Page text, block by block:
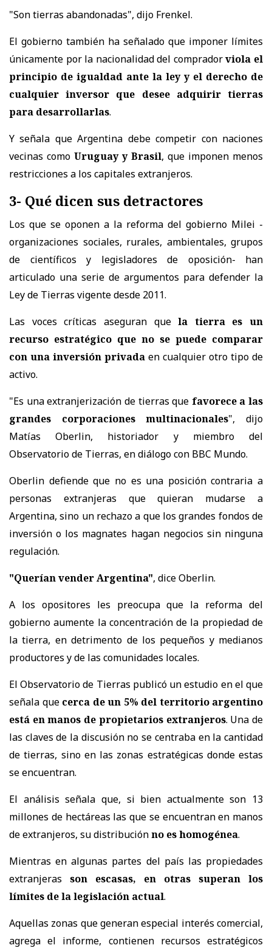
"Son tierras abandonadas", dijo Frenkel.
El gobierno también ha señalado que imponer límites
únicamente por la nacionalidad del compradorviola el
principio de igualdad ante la ley y el derecho de
cualquier inversor que desee adquirir tierras
para desarrollarlas.
Y señala que Argentina debe competir con naciones
vecinas como Uruguay y Brasil, que imponen menos
restricciones a los capitales extranjeros.
3- Qué dicen sus detractores
Los que se oponen a la reforma del gobierno Milei -
organizaciones sociales, rurales, ambientales, grupos
de científicos y legisladores de oposición- han
articulado una serie de argumentos para defender la
Ley de Tierras vigente desde 2011.
Las voces críticas aseguran quela tierra es un
recurso estratégico que no se puede comparar
con una inversión privada en cualquier otro tipo de
activo.
"Es una extranjerización de tierras que favorece a las
grandes corporaciones multinacionales", dijo
Matías Oberlin, historiador y miembro del
Observatorio de Tierras, en diálogo con BBC Mundo.
Oberlin defiende que no es una posición contraria a
personas extranjeras que quieran mudarse a
Argentina, sino un rechazo a que los grandes fondos de
inversión o los magnates hagan negocios sin ninguna
regulación.
"Querían vender Argentina", dice Oberlin.
A los opositores les preocupa que la reforma del
gobierno aumente la concentración de la propiedad de
la tierra, en detrimento de los pequeños y medianos
productores y de las comunidades locales.
El Observatorio de Tierras publicó un estudio en el que
señala que cerca de un 5% del territorio argentino
está en manos de propietarios extranjeros. Una de
las claves de la discusión no se centraba en la cantidad
de tierras, sino en las zonas estratégicas donde estas
se encuentran.
El análisis señala que, si bien actualmente son 13
millones de hectáreas las que se encuentran en manos
de extranjeros, su distribuciónno es homogénea.
Mientras en algunas partes del país las propiedades
extranjeras son escasas, en otras superan los
límites de la legislación actual.
Aquellas zonas que generan especial interés comercial,
agrega el informe, contienen recursos estratégicos